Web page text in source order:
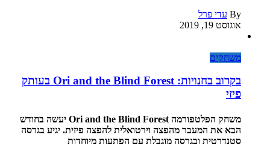
By עדי פרל
אוגוסט 19, 2019
משחקים
בקרוב בחנויות: Ori and the Blind Forest בעותק
פיזי
משחק הפלטפורמה Ori and the Blind Forest יעשה בחודש
הבא את המעבר מהפצה וירטואלית להפצה פיזית. יגיע בגרסה
סטנדרטית ובגרסה מוגבלת עם הפתעות מיוחדות